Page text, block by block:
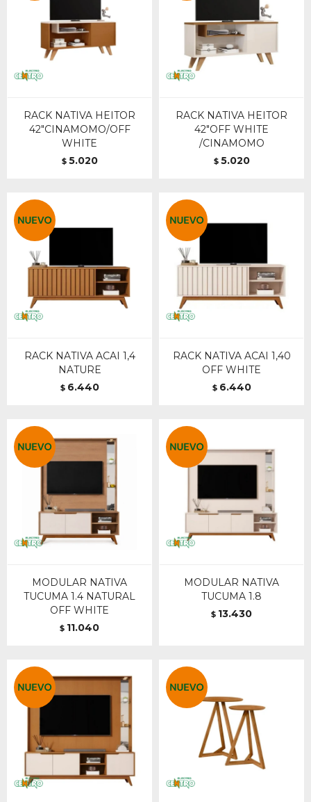
RACK NATIVA HEITOR
42"CINAMOMO/OFF
WHITE
$ 5.020
RACK NATIVA HEITOR
42"OFF WHITE
/CINAMOMO
$ 5.020
RACK NATIVA ACAI 1,4
NATURE
$ 6.440
RACK NATIVA ACAI 1,40
OFF WHITE
$ 6.440
MODULAR NATIVA
TUCUMA 1.4 NATURAL
OFF WHITE
$ 11.040
MODULAR NATIVA
TUCUMA 1.8
$ 13.430